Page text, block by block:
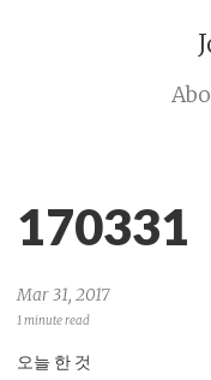
170331
Mar 31, 2017
1 minute read
오늘 한 것